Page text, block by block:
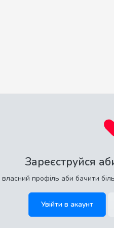
Зареєструйся
профіль аби бачити
Увійти в акаунт